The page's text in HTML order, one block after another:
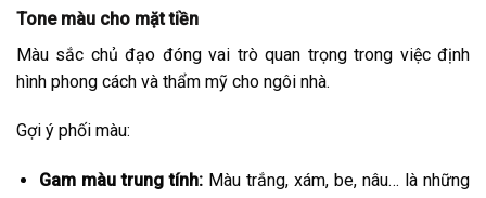
Tone màu cho mặt tiền
Màu sắc chủ đạo đóng vai trò quan trọng trong việc định
hình phong cách và thẩm mỹ cho ngôi nhà.
Gợi ý phối màu:
Gam màu trung tính:Màu trắng, xám, be, nâu… là những